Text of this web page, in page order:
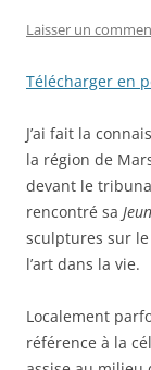
Laisser un
Télécharger en
J’ai fait la
la région de
devant le
rencontré sa
sculptures sur
l’art dans la vie.
Localement
référence à la